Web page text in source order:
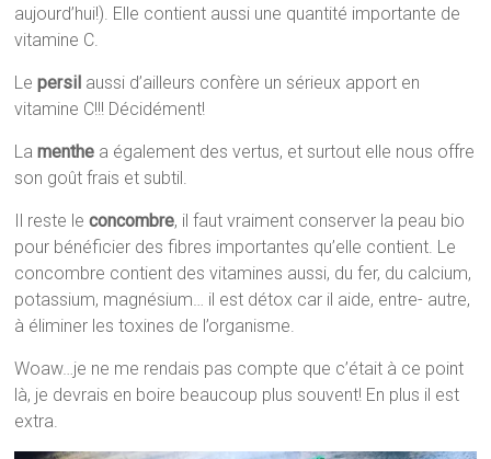
aujourd’hui!). Elle contient aussi une quantité importante de
vitamine C.
Lepersil aussi d’ailleurs confère un sérieux apport en
vitamine C!!! Décidément!
Lamenthe a également des vertus, et surtout elle nous offre
son goût frais et subtil.
Il reste leconcombre, il faut vraiment conserver la peau bio
pour bénéficier des fibres importantes qu’elle contient. Le
concombre contient des vitamines aussi, du fer, du calcium,
potassium, magnésium… il est détox car il aide, entre- autre,
à éliminer les toxines de l’organisme.
Woaw…je ne me rendais pas compte que c’était à ce point
là, je devrais en boire beaucoup plus souvent! En plus il est
extra.